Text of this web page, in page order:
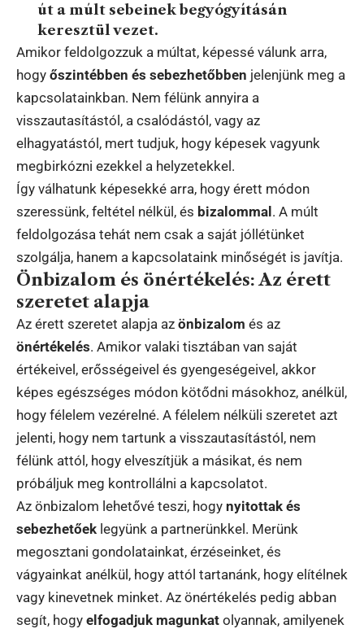
út a múlt sebeinek begyógyításán
keresztül vezet.
Amikor feldolgozzuk a múltat, képessé válunk arra,
hogy őszintébben és sebezhetőbben jelenjünk meg a
kapcsolatainkban. Nem félünk annyira a
visszautasítástól, a csalódástól, vagy az
elhagyatástól, mert tudjuk, hogy képesek vagyunk
megbirkózni ezekkel a helyzetekkel.
Így válhatunk képesekké arra, hogy érett módon
szeressünk, feltétel nélkül, és bizalommal. A múlt
feldolgozása tehát nem csak a saját jóllétünket
szolgálja, hanem a kapcsolataink minőségét is javítja.
Önbizalom és önértékelés: Az érett
szeretet alapja
Az érett szeretet alapja az önbizalom és az
önértékelés. Amikor valaki tisztában van saját
értékeivel, erősségeivel és gyengeségeivel, akkor
képes egészséges módon kötődni másokhoz, anélkül,
hogy félelem vezérelné. A félelem nélküli szeretet azt
jelenti, hogy nem tartunk a visszautasítástól, nem
félünk attól, hogy elveszítjük a másikat, és nem
próbáljuk meg kontrollálni a kapcsolatot.
Az önbizalom lehetővé teszi, hogy nyitottak és
sebezhetőek legyünk a partnerünkkel. Merünk
megosztani gondolatainkat, érzéseinket, és
vágyainkat anélkül, hogy attól tartanánk, hogy elítélnek
vagy kinevetnek minket. Az önértékelés pedig abban
segít, hogy elfogadjuk magunkat olyannak, amilyenek